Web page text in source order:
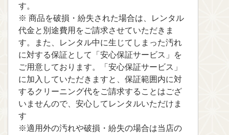
す。
※ 商品を破損・紛失された場合は、レンタル
代金と別途費用をご請求させていただきま
す。また、レンタル中に生じてしまった汚れ
に対する保証として「安心保証サービス」を
ご用意しております。「安心保証サービス」
に加入していただきますと、保証範囲内に対
するクリーニング代をご請求することはござ
いませんので、安心してレンタルいただけま
す
※適用外の汚れや破損・紛失の場合は当店の